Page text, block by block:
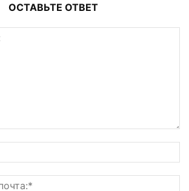
ОСТАВЬТЕ ОТВЕТ